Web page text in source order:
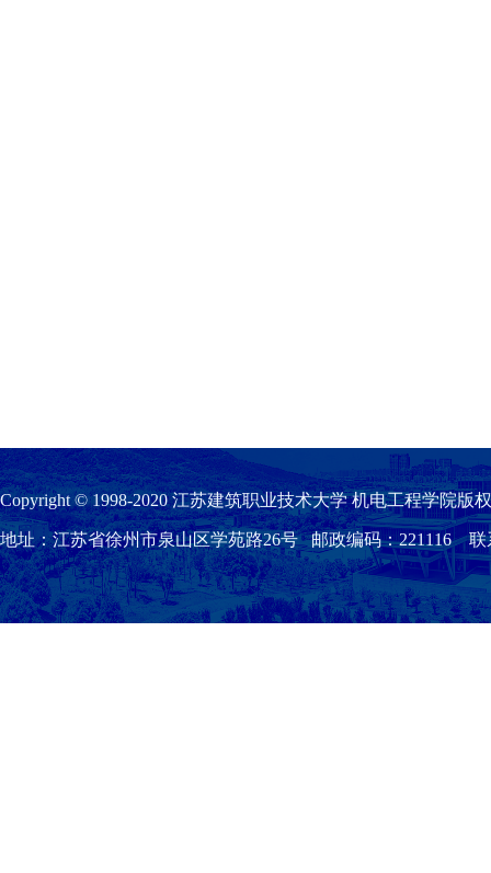
Copyright © 1998-2020 江苏建筑职业技术大学 机电工程学院版
地址：江苏省徐州市泉山区学苑路26号 邮政编码：221116 联